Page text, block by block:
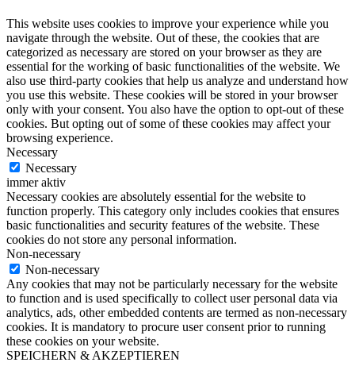
This website uses cookies to improve your experience while you
navigate through the website. Out of these, the cookies that are
categorized as necessary are stored on your browser as they are
essential for the working of basic functionalities of the website. We
also use third-party cookies that help us analyze and understand how
you use this website. These cookies will be stored in your browser
only with your consent. You also have the option to opt-out of these
cookies. But opting out of some of these cookies may affect your
browsing experience.
Necessary
Necessary
immer aktiv
Necessary cookies are absolutely essential for the website to
function properly. This category only includes cookies that ensures
basic functionalities and security features of the website. These
cookies do not store any personal information.
Non-necessary
Non-necessary
Any cookies that may not be particularly necessary for the website
to function and is used specifically to collect user personal data via
analytics, ads, other embedded contents are termed as non-necessary
cookies. It is mandatory to procure user consent prior to running
these cookies on your website.
SPEICHERN & AKZEPTIEREN